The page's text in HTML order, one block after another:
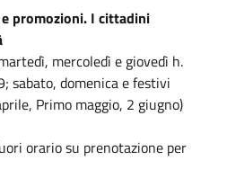
promozioni. I cittadini
mercoledì e giovedì h.
sabato, domenica e festivi
Primo maggio, 2 giugno)
orario su prenotazione per